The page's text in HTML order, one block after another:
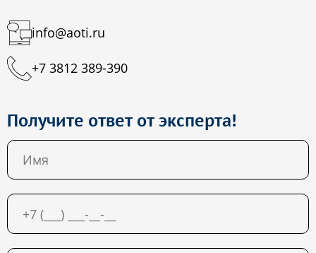
info@aoti.ru
+7 3812 389-390
Получите ответ от эксперта!